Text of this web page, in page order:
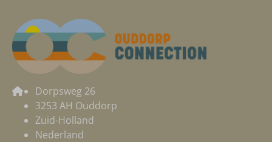
Dorpsweg 26
3253 AH Ouddorp
Zuid-Holland
Nederland